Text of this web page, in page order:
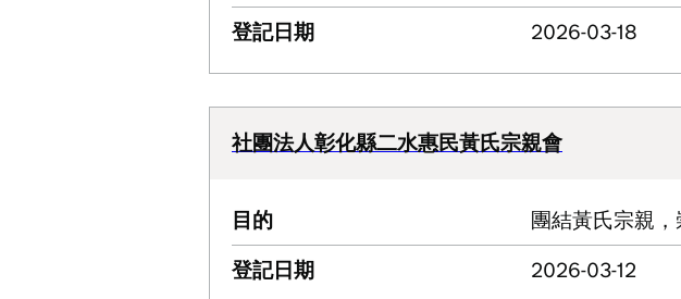
登記日期
2026-03-18
社團法人彰化縣二水惠民黃氏宗親會
目的
團結黃氏宗親
登記日期
2026-03-12